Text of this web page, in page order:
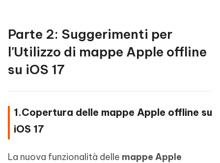
Parte 2: Suggerimenti per
l'Utilizzo di mappe Apple offline
su iOS 17
1.Copertura delle mappe Apple offline su
iOS 17
La nuova funzionalità delle mappe Apple